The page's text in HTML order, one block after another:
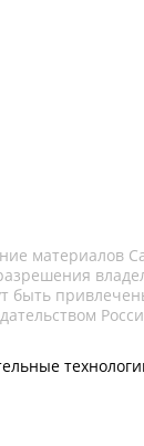
материалов
быть